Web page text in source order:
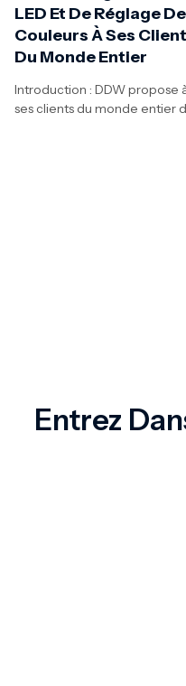
LED Et De Réglage
Couleurs À Ses
Du Monde Entier
Introduction : DDW propose
ses clients du monde entier
Entrez